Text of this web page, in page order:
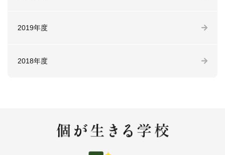
2019年度
2018年度